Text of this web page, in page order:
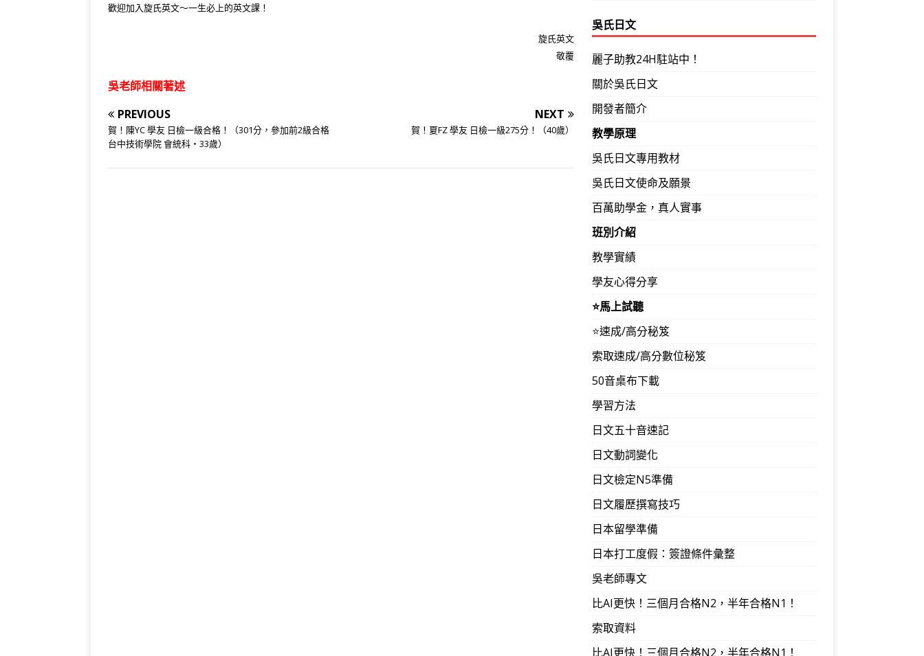
歡迎加入旋氏英文～一生必上的英文課！
旋氏英文
敬覆
吳老師相關著述
PREVIOUS
賀！陳YC 學友 日檢一級合格！（301分，參加前2級合格
台中技術學院 會統科‧33歲）
NEXT
賀！夏FZ 學友 日檢一級275分！（40歲）
吳氏日文
麗子助教24H駐站中！
關於吳氏日文
開發者簡介
教學原理
吳氏日文專用教材
吳氏日文使命及願景
百萬助學金，真人實事
班別介紹
教學實績
學友心得分享
⭐️馬上試聽
⭐️速成/高分秘笈
索取速成/高分數位秘笈
50音桌布下載
學習方法
日文五十音速記
日文動詞變化
日文檢定N5準備
日文履歷撰寫技巧
日本留學準備
日本打工度假：簽證條件彙整
吳老師專文
比AI更快！三個月合格N2，半年合格N1！
索取資料
比AI更快！三個月合格N2，半年合格N1！